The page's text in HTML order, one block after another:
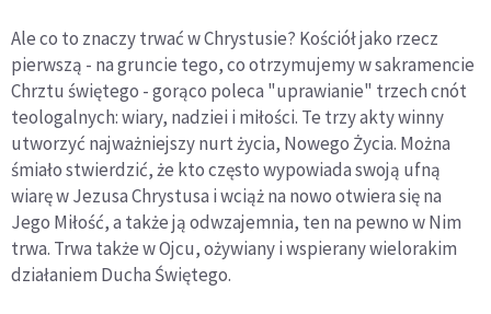
Ale co to znaczy trwać w Chrystusie? Kościół jako rzecz
pierwszą - na gruncie tego, co otrzymujemy w sakramencie
Chrztu świętego - gorąco poleca "uprawianie" trzech cnót
teologalnych: wiary, nadziei i miłości. Te trzy akty winny
utworzyć najważniejszy nurt życia, Nowego Życia. Można
śmiało stwierdzić, że kto często wypowiada swoją ufną
wiarę w Jezusa Chrystusa i wciąż na nowo otwiera się na
Jego Miłość, a także ją odwzajemnia, ten na pewno w Nim
trwa. Trwa także w Ojcu, ożywiany i wspierany wielorakim
działaniem Ducha Świętego.